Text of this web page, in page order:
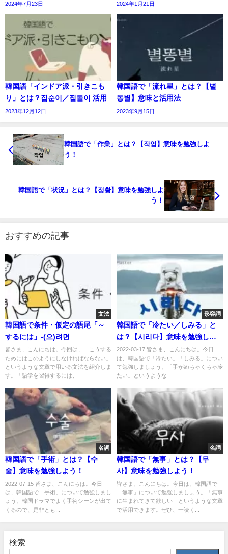
2024年7月23日 2024年1月21日
韓国語「インドア派・引きこも
り」とは？집순이／집돌이 活用
2023年12月12日
韓国語で「流れ星」とは？【별
똥별】意味と活用法
2023年9月15日
韓国語で「作業」とは？【작업】意味を勉強しよ
う！
韓国語で「状況」とは？【정황】意味を勉強しよ
う！
おすすめの記事
文法
韓国語で条件・仮定の語尾「～
するには」-(으)려면
皆さま、こんにちは。今回は、「こうする
ためにはこのようにしなければならない」
というような文章で用いる文法を紹介しま
す。「語学を習得するには、...
形容詞
韓国語で「冷たい／しみる」と
は？【시리다】意味を勉強しよ
う！
2022-03-17 皆さま、こんにちは。今日
は、韓国語で「冷たい」「しみる」につい
て勉強しましょう。「手がめちゃくちゃ冷
たい」というような...
名詞
韓国語で「手術」とは？【수
술】意味を勉強しよう！
2022-07-15 皆さま、こんにちは。今日
は、韓国語で「手術」について勉強しまし
ょう。韓国ドラマでよく手術シーンが出て
くるので、是非とも...
名詞
韓国語で「無事」とは？【무
사】意味を勉強しよう！
皆さま、こんにちは。今日は、韓国語で
「無事」について勉強しましょう。「無事
に生まれてきて欲しい」というような文章
で活用できます。ぜひ、一読く...
検索